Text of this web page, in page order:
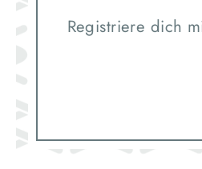
Registriere dich